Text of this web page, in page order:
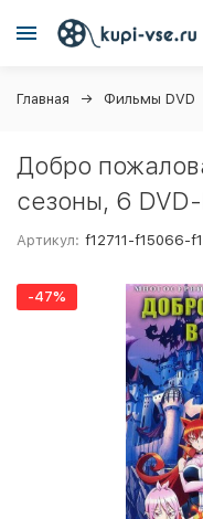
Главная Фильмы DVD
Добро
сезоны, 6
Артикул: f12711-f15066-
-47%